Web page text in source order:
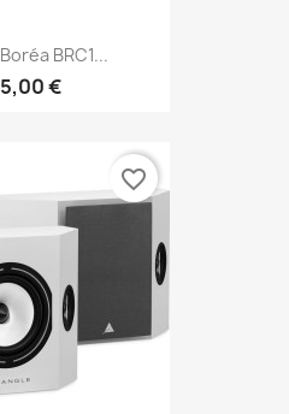
BRC1...
€
favorite_border